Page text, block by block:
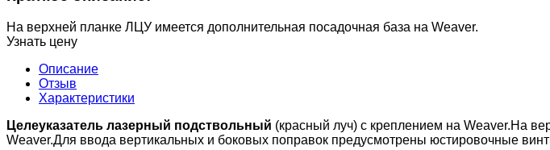
На верхней планке ЛЦУ имеется дополнительная посадочная база на Weaver.
Узнать цену
Описание
Отзыв
Характеристики
Целеуказатель лазерный подствольный (красный луч) с креплением на Weaver.На
Weaver.Для ввода вертикальных и боковых поправок предусмотрены юстировочные